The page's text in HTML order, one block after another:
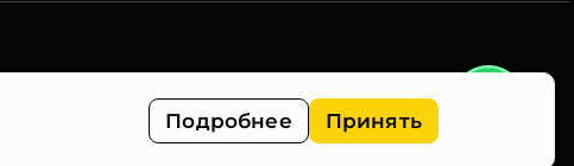
Подробнее Принять